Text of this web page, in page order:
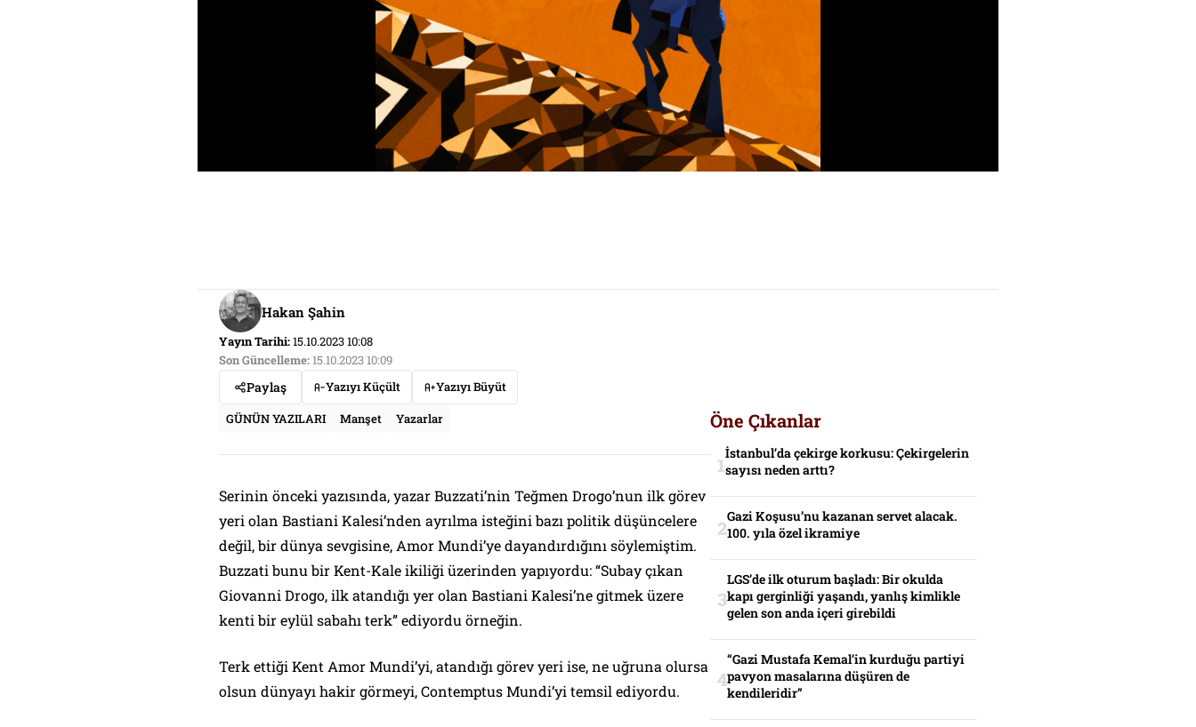
Hakan Şahin
Yayın Tarihi:15.10.2023 10:08
Son Güncelleme: 15.10.2023 10:09
Paylaş Yazıyı Küçült
Yazıyı Büyüt
GÜNÜN YAZILARI
Manşet Yazarlar
Serinin önceki yazısında, yazar Buzzati’nin Teğmen Drogo’nun ilk görev
yeri olan Bastiani Kalesi’nden ayrılma isteğini bazı politik düşüncelere
değil, bir dünya sevgisine, Amor Mundi’ye dayandırdığını söylemiştim.
Buzzati bunu bir Kent-Kale ikiliği üzerinden yapıyordu: “Subay çıkan
Giovanni Drogo, ilk atandığı yer olan Bastiani Kalesi’ne gitmek üzere
kenti bir eylül sabahı terk” ediyordu örneğin.
Terk ettiği Kent Amor Mundi’yi, atandığı görev yeri ise, ne uğruna olursa
olsun dünyayı hakir görmeyi, Contemptus Mundi’yi temsil ediyordu.
Öne Çıkanlar
İstanbul’da çekirge korkusu: Çekirgelerin
sayısı neden arttı?
Gazi Koşusu’nu kazanan servet alacak.
100. yıla özel ikramiye
LGS’de ilk oturum başladı: Bir okulda
kapı gerginliği yaşandı, yanlış kimlikle
gelen son anda içeri girebildi
“Gazi Mustafa Kemal’in kurduğu partiyi
pavyon masalarına düşüren de
kendileridir”